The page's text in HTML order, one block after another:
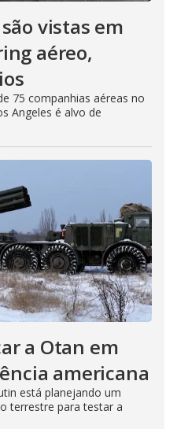
vistas em
aéreo,
75 companhias aéreas no
Angeles é alvo de
a Otan em
americana
está planejando um
terrestre para testar a